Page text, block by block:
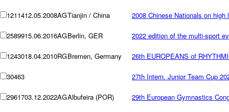
1211412.05.2008AGTianjin / China 2008 Chinese Nationals on high
2589915.06.2016AGBerlin, GER 2022 edition of the multi-sport
1243018.04.2010RGBremen, Germany 26th EUROPEANS of
30463 27th Intern. Junior Team Cup
2961703.12.2022AGAlbufeira (POR) 29th European Gymnastics